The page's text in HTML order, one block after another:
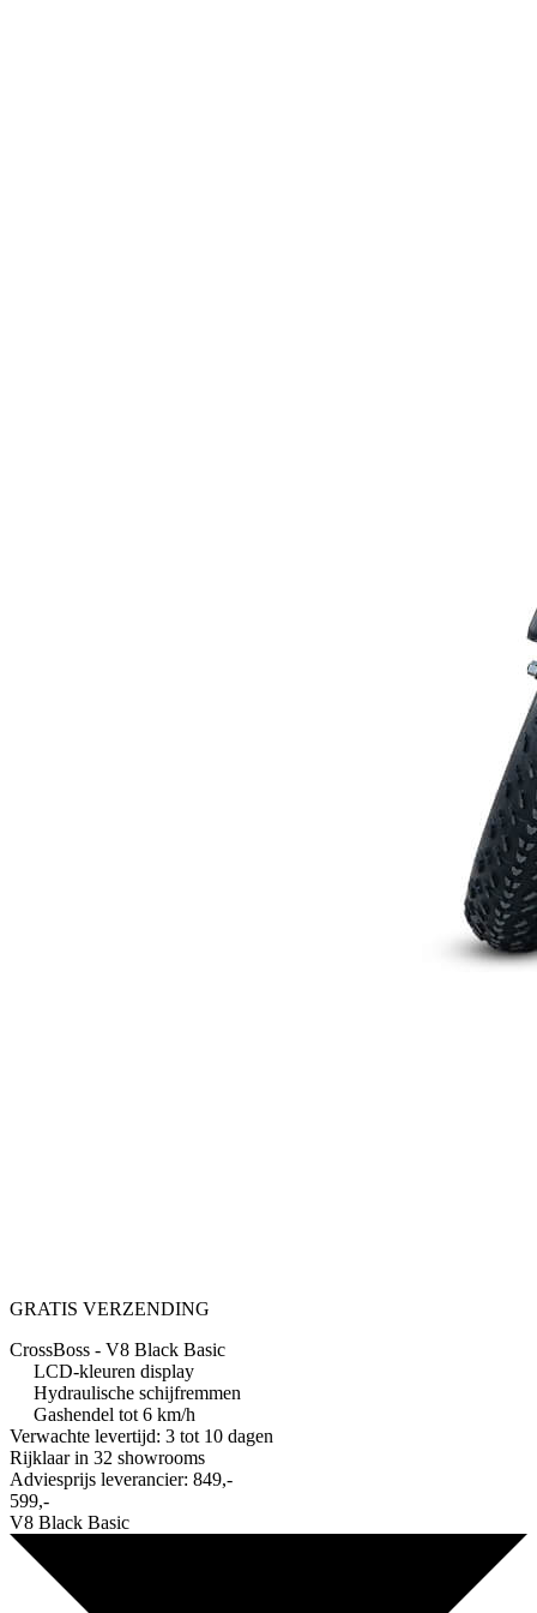
GRATIS VERZENDING
CrossBoss - V8 Black Basic
LCD-kleuren display
Hydraulische schijfremmen
Gashendel tot 6 km/h
Verwachte levertijd: 3 tot 10 dagen
Rijklaar in 32 showrooms
Adviesprijs leverancier: 849,-
599,-
V8 Black Basic